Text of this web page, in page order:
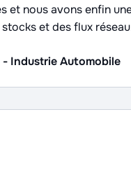
et nous avons enfin
et des flux
Industrie Automobile